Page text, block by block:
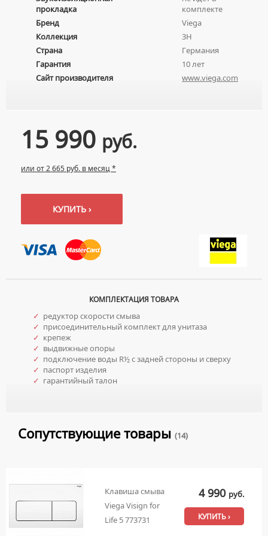
прокладка
комплекте
Бренд
Viega
Коллекция
3H
Страна
Германия
Гарантия
10 лет
Сайт производителя
www.viega.com
15 990 руб.
или от 2 665 руб. в месяц *
КУПИТЬ ›
КОМПЛЕКТАЦИЯ ТОВАРА
✓ редуктор скорости смыва
✓ присоединительный комплект для унитаза
✓ крепеж
✓ выдвижные опоры
✓ подключение воды R½ с задней стороны и сверху
✓ паспорт изделия
✓ гарантийный талон
Сопутствующие товары (14)
Клавиша смыва
Viega Visign for
Life 5 773731
4 990 руб.
КУПИТЬ ›
ТЕРМОСТАТИЧЕСКИЕ СМЕСИТЕЛИ
ЦВЕТНЫЕ СМЕСИТЕЛИ
УГЛОВЫЕ ВЕНТИЛЯ ДЛЯ СМЕСИТЕЛЕЙ
НАКЛАДНЫЕ УМЫВАЛЬНИКИ
ПОДВЕСНЫЕ УМЫВАЛЬНИКИ
УМЫВАЛЬНИКИ НАД СТИРАЛЬНЫМИ МАШИНАМИ
УМЫВАЛЬНИКИ С ПЬЕДЕСТАЛАМИ
ПЬЕДЕСТАЛЫ ДЛЯ УМЫВАЛЬНИКОВ
УНИТАЗЫ-КОМПАКТЫ
УНИТАЗЫ С БИДЕТКОЙ
КРЫШКИ-СИДЕНЬЯ
КОМПЛЕКТУЮЩИЕ ДЛЯ УНИТАЗОВ